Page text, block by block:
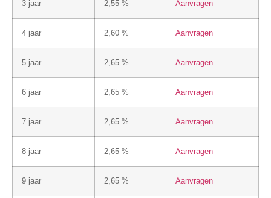
3 jaar 2,55 % Aanvragen
4 jaar 2,60 % Aanvragen
5 jaar 2,65 % Aanvragen
6 jaar 2,65 % Aanvragen
7 jaar 2,65 % Aanvragen
8 jaar 2,65 % Aanvragen
9 jaar 2,65 % Aanvragen